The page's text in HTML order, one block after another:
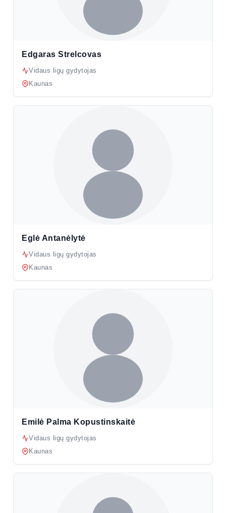
Edgaras Strelcovas
Vidaus ligų gydytojas
Kaunas
Eglė Antanėlytė
Vidaus ligų gydytojas
Kaunas
Emilė Palma Kopustinskaitė
Vidaus ligų gydytojas
Kaunas